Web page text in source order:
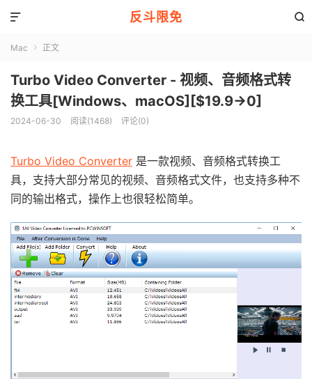
反斗限免 

Mac  正文
Turbo Video Converter - 视频、音频格式转
换工具[Windows、macOS][$19.9→0]
2024-06-30 阅读(1468) 评论(0)
Turbo Video Converter 是一款视频、音频格式转换工
具，支持大部分常见的视频、音频格式文件，也支持多种不
同的输出格式，操作上也很轻松简单。